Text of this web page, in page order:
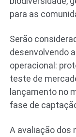
para as
Serão
desenvolvendo
operacional:
teste de
lançamento no
fase de
A avaliação dos